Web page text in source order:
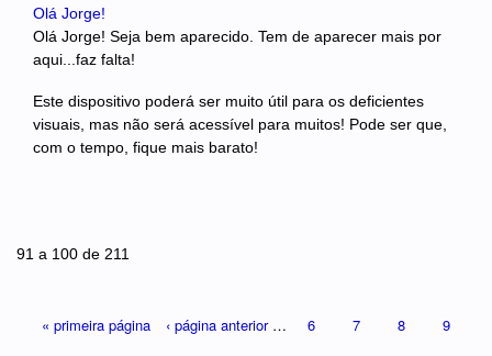
Olá Jorge!
Olá Jorge! Seja bem aparecido. Tem de aparecer mais por
aqui...faz falta!
Este dispositivo poderá ser muito útil para os deficientes
visuais, mas não será acessível para muitos! Pode ser que,
com o tempo, fique mais barato!
91 a 100 de 211
« primeira página ‹ página anterior … 6 7 8 9